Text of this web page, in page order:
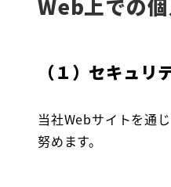
Web上での
（１）セキュリ
当社Webサイトを通
努めます。